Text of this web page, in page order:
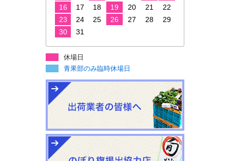
16
17 18 19 20 21
22
23
24 25 26 27 28
29
30
31
休場日
青果部のみ臨時休場日